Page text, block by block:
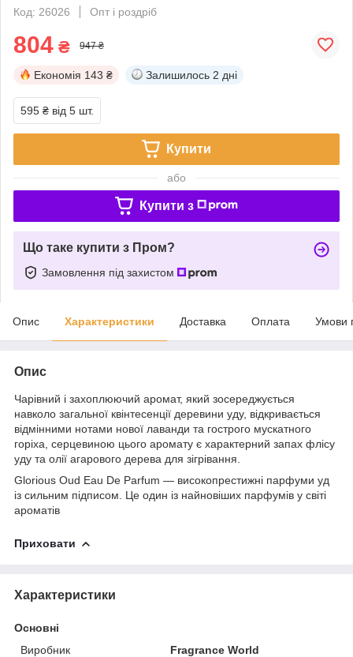
Код: 26026
Опт і роздріб
804 ₴ 947 ₴
Економія 143 ₴ Залишилось 2 дні
595 ₴ від 5 шт.
Купити
або
Купити з
Що таке купити з Пром?
Замовлення під захистом
Опис Характеристики Доставка Оплата Умови
Опис
Чарівний і захоплюючий аромат, який зосереджується
навколо загальної квінтесенції деревини уду, відкривається
відмінними нотами нової лаванди та гострого мускатного
горіха, серцевиною цього аромату є характерний запах флісу
уду та олії агарового дерева для зігрівання.
Glorious Oud Eau De Parfum — високопрестижні парфуми уд
із сильним підписом. Це один із найновіших парфумів у світі
ароматів
Приховати
Характеристики
Основні
Виробник
Fragrance World